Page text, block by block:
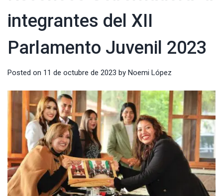
integrantes del XII
Parlamento Juvenil 2023
Posted on 11 de octubre de 2023 by Noemi López